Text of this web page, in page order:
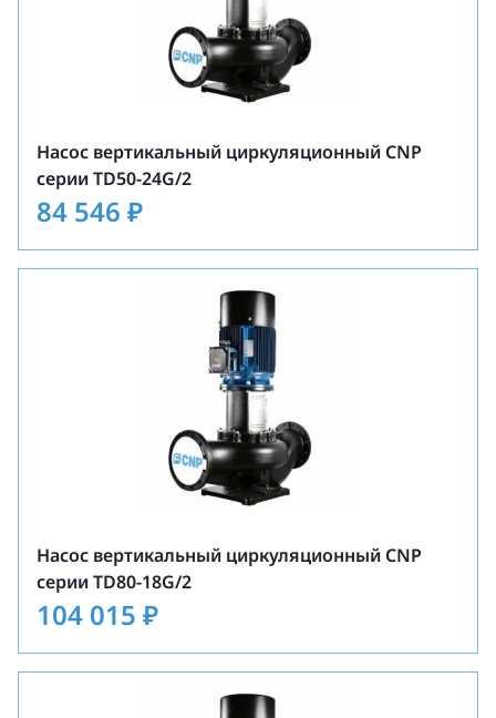
Насос вертикальный циркуляционный CNP
серии TD50-24G/2
84 546 ₽
Насос вертикальный циркуляционный CNP
серии TD80-18G/2
104 015 ₽